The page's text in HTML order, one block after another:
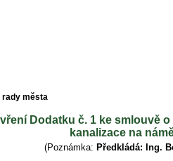
rady města
Dodatku č. 1 ke smlouvě
kanalizace na
(Poznámka: Předkládá: Ing.